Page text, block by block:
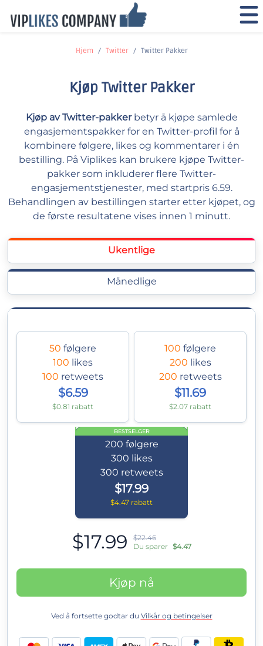
Hjem Twitter Twitter Pakker
Kjøp Twitter Pakker
Kjøp av Twitter-pakkerbetyr å kjøpe samlede
engasjementspakker for en Twitter-profil for å
kombinere følgere, likes og kommentarer i én
bestilling. På Viplikes kan brukere kjøpe Twitter-
pakker som inkluderer flere Twitter-
engasjementstjenester, med startpris 6.59.
Behandlingen av bestillingen starter etter kjøpet, og
de første resultatene vises innen 1 minutt.
Ukentlige
Månedlige
50 følgere
100 likes
100 retweets
$6.59
$0.81 rabatt
100 følgere
200 likes
200 retweets
$11.69
$2.07 rabatt
BESTSELGER
200 følgere
300 likes
300 retweets
$17.99
$4.47 rabatt
$17.99
$22.46
Du sparer $4.47
Kjøp nå
Ved å fortsette godtar du Vilkår og betingelser